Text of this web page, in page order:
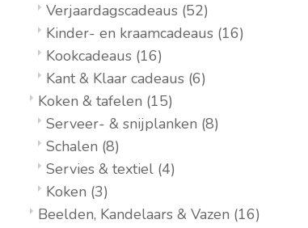
Verjaardagscadeaus (52)
Kinder- en kraamcadeaus (16)
Kookcadeaus (16)
Kant & Klaar cadeaus (6)
Koken & tafelen (15)
Serveer- & snijplanken (8)
Schalen (8)
Servies & textiel (4)
Koken (3)
Beelden, Kandelaars & Vazen (16)